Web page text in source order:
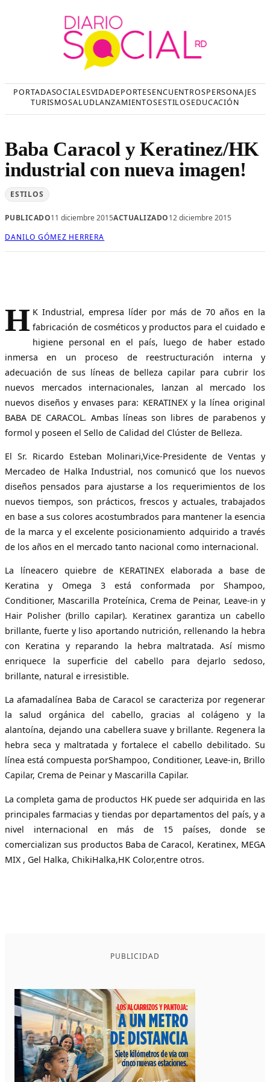
PORTADASOCIALESVIDADEPORTESENCUENTROSPERSONAJES
TURISMOSALUDLANZAMIENTOSESTILOSEDUCACIÓN
Baba Caracol y Keratinez/HK
industrial con nueva imagen!
ESTILOS
PUBLICADO11 diciembre 2015ACTUALIZADO12 diciembre 2015
DANILO GÓMEZ HERRERA
H K Industrial, empresa líder por más de 70 años en la
fabricación de cosméticos y productos para el cuidado e
higiene personal en el país, luego de haber estado
inmersa en un proceso de reestructuración interna y
adecuación de sus líneas de belleza capilar para cubrir los
nuevos mercados internacionales, lanzan al mercado los
nuevos diseños y envases para: KERATINEX y la línea original
BABA DE CARACOL. Ambas líneas son libres de parabenos y
formol y poseen el Sello de Calidad del Clúster de Belleza.
El Sr. Ricardo Esteban Molinari,Vice-Presidente de Ventas y
Mercadeo de Halka Industrial, nos comunicó que los nuevos
diseños pensados para ajustarse a los requerimientos de los
nuevos tiempos, son prácticos, frescos y actuales, trabajados
en base a sus colores acostumbrados para mantener la esencia
de la marca y el excelente posicionamiento adquirido a través
de los años en el mercado tanto nacional como internacional.
La líneacero quiebre de KERATINEX elaborada a base de
Keratina y Omega 3 está conformada por Shampoo,
Conditioner, Mascarilla Proteínica, Crema de Peinar, Leave-in y
Hair Polisher (brillo capilar). Keratinex garantiza un cabello
brillante, fuerte y liso aportando nutrición, rellenando la hebra
con Keratina y reparando la hebra maltratada. Así mismo
enriquece la superficie del cabello para dejarlo sedoso,
brillante, natural e irresistible.
La afamadalínea Baba de Caracol se caracteriza por regenerar
la salud orgánica del cabello, gracias al colágeno y la
alantoína, dejando una cabellera suave y brillante. Regenera la
hebra seca y maltratada y fortalece el cabello debilitado. Su
línea está compuesta porShampoo, Conditioner, Leave-in, Brillo
Capilar, Crema de Peinar y Mascarilla Capilar.
La completa gama de productos HK puede ser adquirida en las
principales farmacias y tiendas por departamentos del país, y a
nivel internacional en más de 15 países, donde se
comercializan sus productos Baba de Caracol, Keratinex, MEGA
MIX , Gel Halka, ChikiHalka,HK Color,entre otros.
PUBLICIDAD